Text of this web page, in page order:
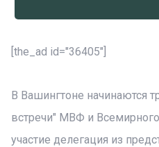
[the_ad id="36405"]
В Вашингтоне начинаются
встречи" МВФ и
участие делегация из